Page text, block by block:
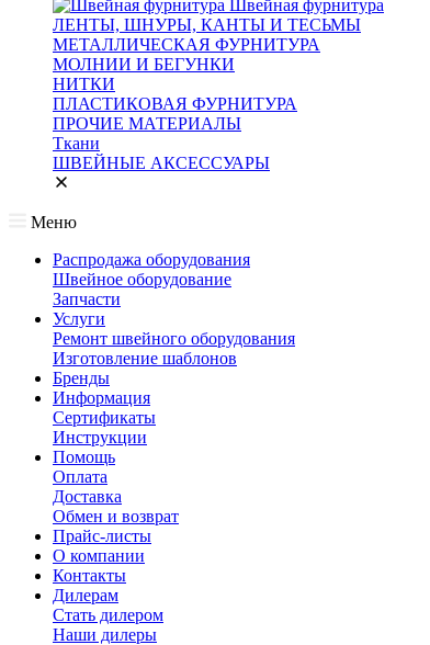
Швейная фурнитура
ЛЕНТЫ, ШНУРЫ, КАНТЫ И ТЕСЬМЫ
МЕТАЛЛИЧЕСКАЯ ФУРНИТУРА
МОЛНИИ И БЕГУНКИ
НИТКИ
ПЛАСТИКОВАЯ ФУРНИТУРА
ПРОЧИЕ МАТЕРИАЛЫ
Ткани
ШВЕЙНЫЕ АКСЕССУАРЫ
Меню
Распродажа оборудования
Швейное оборудование
Запчасти
Услуги
Ремонт швейного оборудования
Изготовление шаблонов
Бренды
Информация
Сертификаты
Инструкции
Помощь
Оплата
Доставка
Обмен и возврат
Прайс-листы
О компании
Контакты
Дилерам
Стать дилером
Наши дилеры